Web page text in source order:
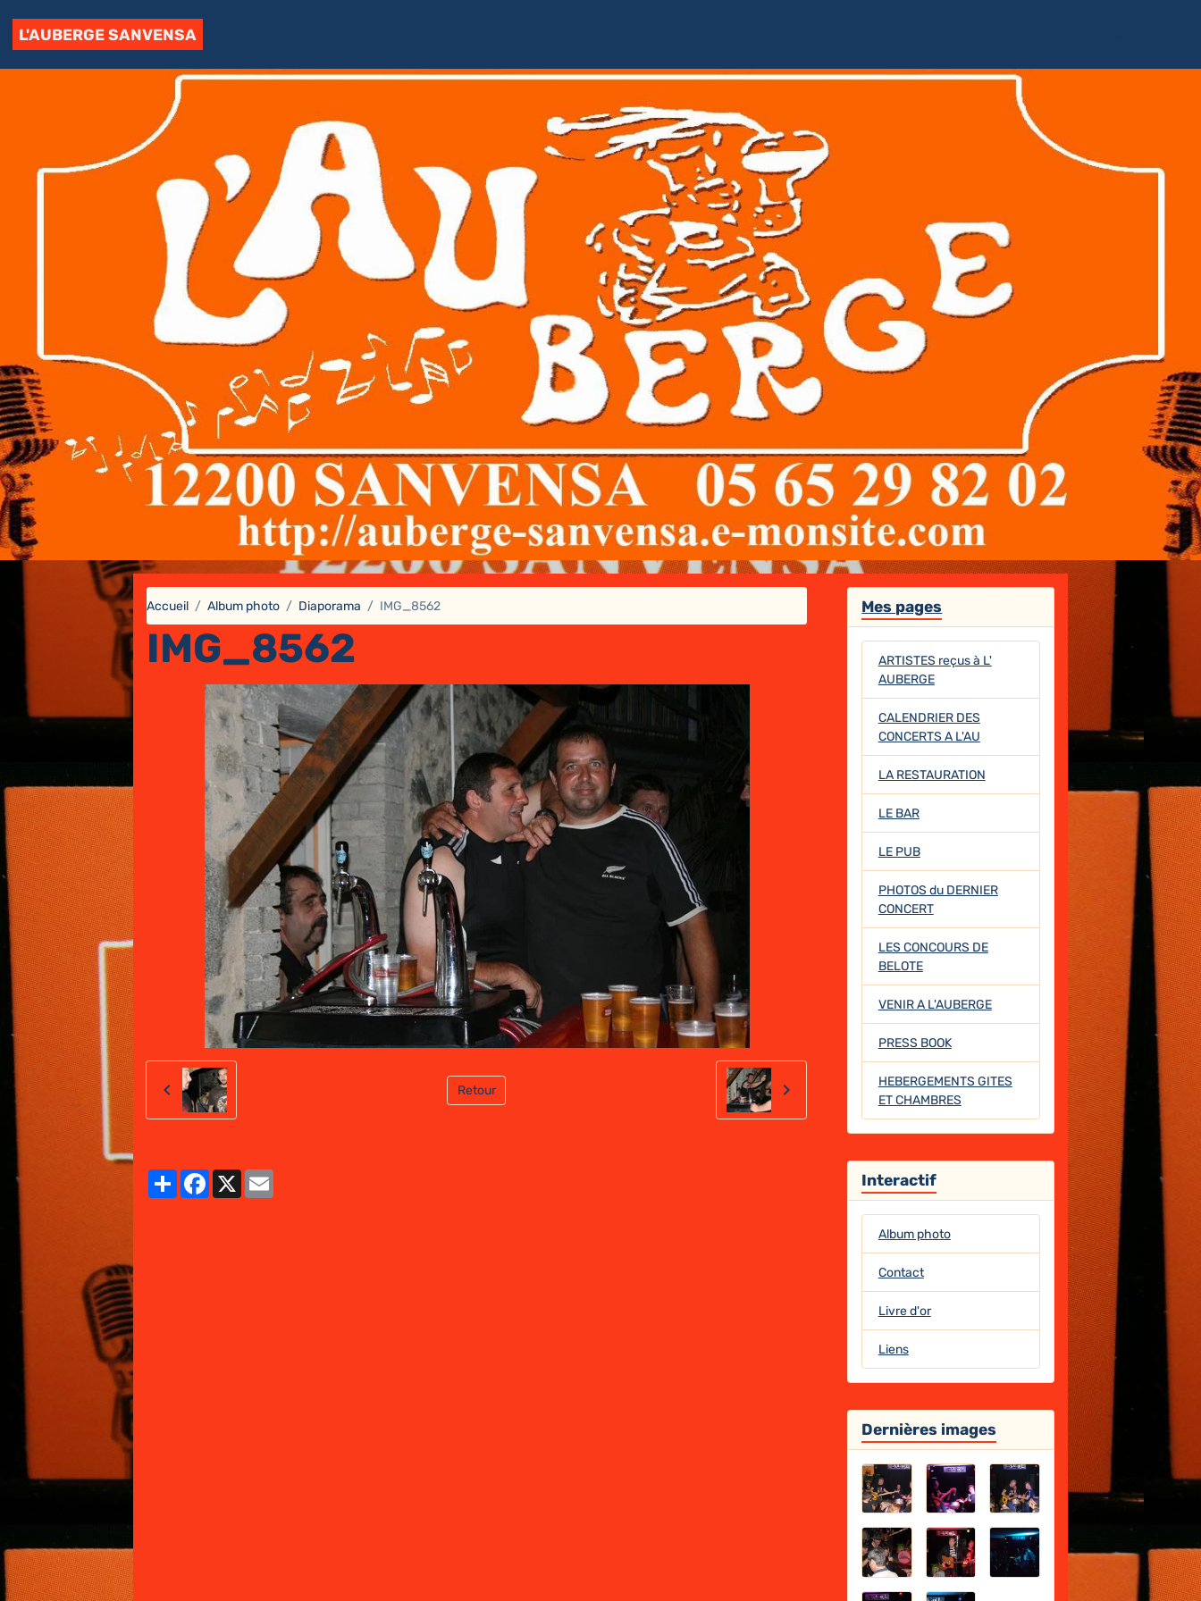
L'AUBERGE SANVENSA
Accueil Album photo Diaporama IMG_8562
IMG_8562
Retour
PartagerFacebook
X
Mes pages
ARTISTES reçus à L'
AUBERGE
CALENDRIER DES
CONCERTS A L'AU
LA RESTAURATION
LE BAR
LE PUB
PHOTOS du DERNIER
CONCERT
LES CONCOURS DE
BELOTE
VENIR A L'AUBERGE
PRESS BOOK
HEBERGEMENTS GITES
ET CHAMBRES
Interactif
Album photo
Contact
Livre d'or
Liens
Dernières images